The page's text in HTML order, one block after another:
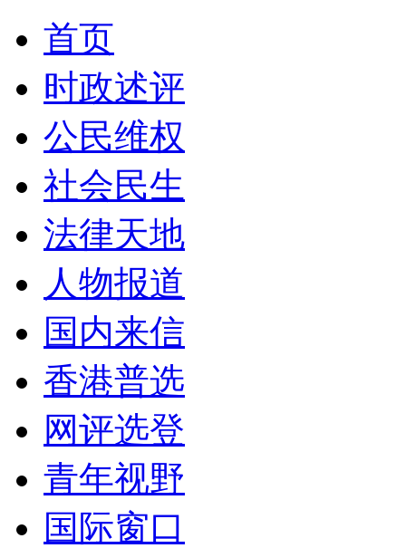
首页
时政述评
公民维权
社会民生
法律天地
人物报道
国内来信
香港普选
网评选登
青年视野
国际窗口